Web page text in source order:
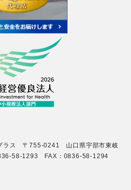
ラス 〒755-0241 山口県宇部市東岐
58-1293 FAX：0836-58-1294